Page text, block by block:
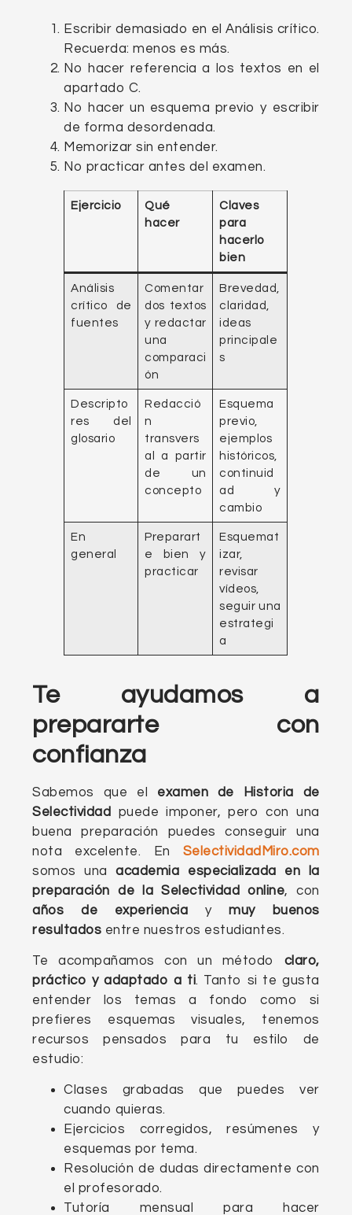
Escribir demasiado en el Análisis crítico.
Recuerda: menos es más.
No hacer referencia a los textos en el
apartado C.
No hacer un esquema previo y escribir
de forma desordenada.
Memorizar sin entender.
No practicar antes del examen.
Ejercicio
Qué
hacer
Claves
para
hacerlo
bien
Análisis
crítico de
fuentes
Comentar
dos textos
y redactar
una
comparaci
ón
Brevedad,
claridad,
ideas
principale
s
Descripto
res del
glosario
Redacció
n
transvers
al a partir
de un
concepto
Esquema
previo,
ejemplos
históricos,
continuid
ad y
cambio
En
general
Preparart
e bien y
practicar
Esquemat
izar,
revisar
vídeos,
seguir una
estrategi
a
Te ayudamos a
prepararte con
confianza
Sabemos que el examen de Historia de
Selectividad
puede imponer, pero con una
buena preparación puedes conseguir una
nota excelente. En SelectividadMiro.com
somos unaacademia especializada en la
preparación de la Selectividad online, con
años de experiencia ymuy buenos
resultados entre nuestros estudiantes.
Te acompañamos con un método claro,
práctico y adaptado a ti. Tanto si te gusta
entender los temas a fondo como si
prefieres esquemas visuales, tenemos
recursos pensados para tu estilo de
estudio:
Clases grabadas que puedes ver
cuando quieras.
Ejercicios corregidos, resúmenes y
esquemas por tema.
Resolución de dudas directamente con
el profesorado.
Tutoría mensual para hacer